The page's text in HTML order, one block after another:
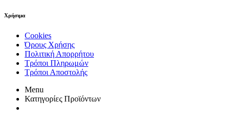
Χρήσιμα
Cookies
Όρους Χρήσης
Πολιτική Απορρήτου
Τρόποι Πληρωμών
Τρόποι Αποστολής
Menu
Κατηγορίες Προϊόντων